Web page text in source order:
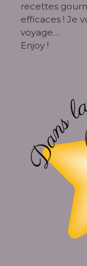
recettes
efficaces ! Je
voyage…
Enjoy !